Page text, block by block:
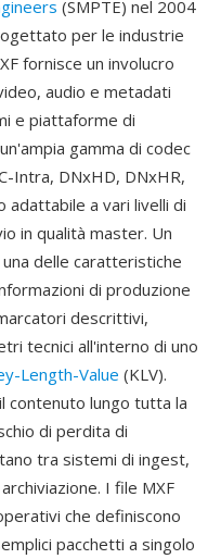
(SMPTE) nel 2004
per le industrie
fornisce un involucro
audio e metadati
e piattaforme di
gamma di codec
Intra, DNxHD, DNxHR,
adattabile a vari livelli di
in qualità master. Un
delle caratteristiche
di produzione
descrittivi,
tecnici all'interno di uno
Length-Value (KLV).
contenuto lungo tutta la
di perdita di
tra sistemi di ingest,
I file MXF
che definiscono
pacchetti a singolo